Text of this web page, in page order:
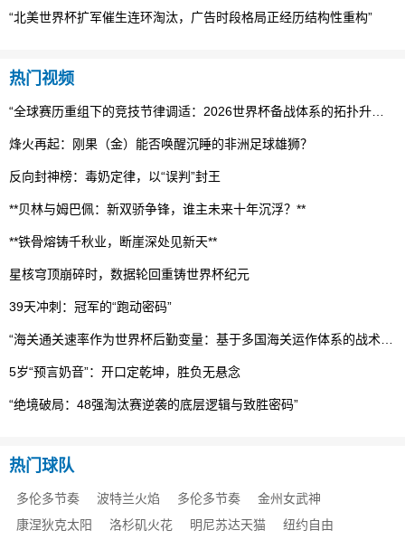
“北美世界杯扩军催生连环淘汰，广告时段格局正经历结构性重构”
热门视频
烽火再起：刚果（金）能否唤醒沉睡的非洲足球雄狮？
反向封神榜：毒奶定律，以“误判”封王
**贝林与姆巴佩：新双骄争锋，谁主未来十年沉浮？**
**铁骨熔铸千秋业，断崖深处见新天**
星核穹顶崩碎时，数据轮回重铸世界杯纪元
39天冲刺：冠军的“跑动密码”
5岁“预言奶音”：开口定乾坤，胜负无悬念
“绝境破局：48强淘汰赛逆袭的底层逻辑与致胜密码”
热门球队
多伦多节奏 波特兰火焰 多伦多节奏
金州女武神
康涅狄克太阳
洛杉矶火花 明尼苏达天猫
纽约自由